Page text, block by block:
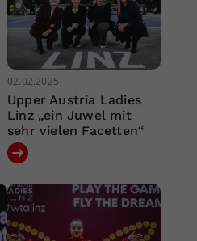
02.02.2025
Upper Austria Ladies
Linz „ein Juwel mit
sehr vielen Facetten“